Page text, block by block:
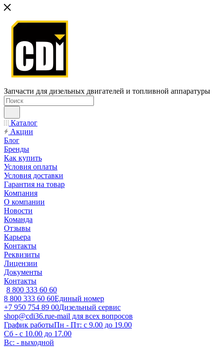
Запчасти для дизельных двигателей и топливной аппаратуры
Каталог
Акции
Блог
Бренды
Как купить
Условия оплаты
Условия доставки
Гарантия на товар
Компания
О компании
Новости
Команда
Отзывы
Карьера
Контакты
Реквизиты
Лицензии
Документы
Контакты
8 800 333 60 60
8 800 333 60 60Единый номер
+7 950 754 89 00Дизельный сервис
shop@cdi36.rue-mail для всех вопросов
График работыПн - Пт: с 9.00 до 19.00
Сб - с 10.00 до 17.00
Вс: - выходной